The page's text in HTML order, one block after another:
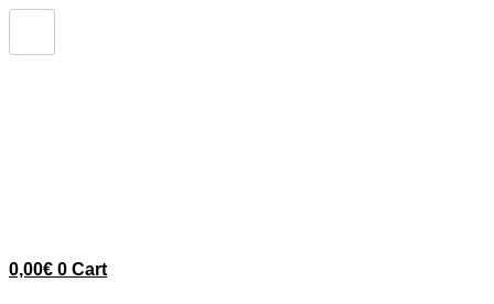
Ir
0,00€ 0 Cart